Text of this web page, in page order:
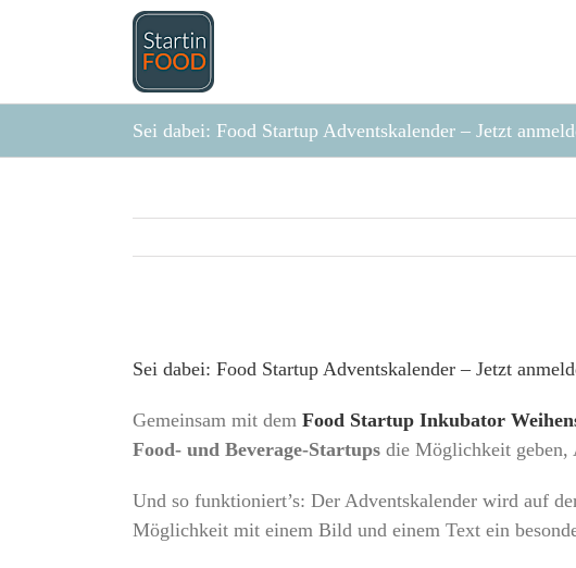
Sei dabei: Food Startup Adventskalender – Jetzt
grösseres
Sei dabei: Food Startup Adventskalender – Jetzt
Gemeinsam mit dem Food Startup Inkubator
Food- und Beverage-Startups die Möglichkeit geben,
Und so funktioniert’s: Der Adventskalender wird auf
Möglichkeit mit einem Bild und einem Text ein